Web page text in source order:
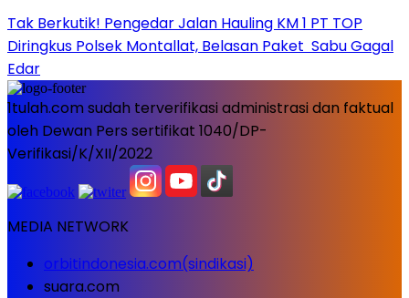
Tak Berkutik! Pengedar Jalan Hauling KM 1 PT TOP
Diringkus Polsek Montallat, Belasan Paket Sabu Gagal
Edar
1tulah.com sudah terverifikasi administrasi dan faktual
oleh Dewan Pers sertifikat 1040/DP-
Verifikasi/K/XII/2022
MEDIA NETWORK
orbitindonesia.com(sindikasi)
suara.com